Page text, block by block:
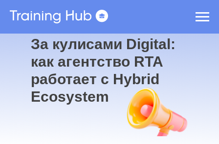
За кулисами Digital:
как агентство RTA
работает с Hybrid
Ecosystem